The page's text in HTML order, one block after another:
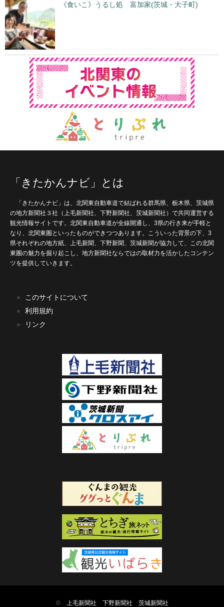
《食いこ》うるし処 富加家(茨城・大子町)
「きたかんナビ」とは
「きたかんナビ」は、北関東自動車道で結ばれる群馬県、栃木県、茨城県
の地方新聞社３社（上毛新聞社、下野新聞社、茨城新聞社）で共同運営する
観光情報サイトです。北関東自動車道が全線開通し、3県の行き来が手軽と
なり、北関東圏といったものができつつあります。こういった背景の下、3
県それぞれの地方紙、上毛新聞、下野新聞、茨城新聞が協力して、この北関
東圏の魅力を掘り起こし、地方新聞社ならではの取材力を活かしたコンテン
ツを提供していきます。
このサイトについて
利用規約
リンク
© 上毛新聞社 下野新聞社 茨城新聞社